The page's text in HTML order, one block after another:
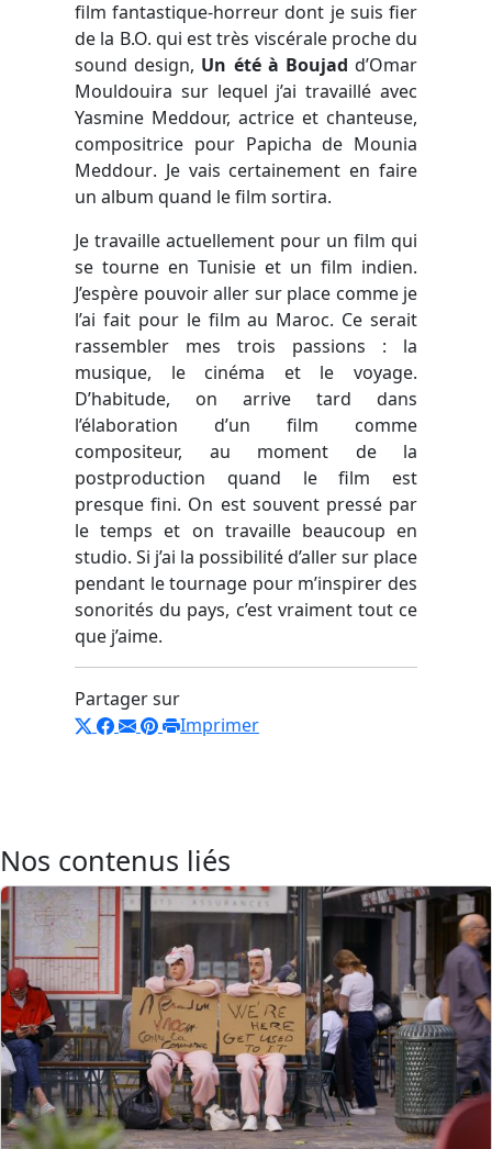
film fantastique-horreur dont je suis fier
de la B.O. qui est très viscérale proche du
sound design, Un été à Boujad d’Omar
Mouldouira sur lequel j’ai travaillé avec
Yasmine Meddour, actrice et chanteuse,
compositrice pour Papicha de Mounia
Meddour. Je vais certainement en faire
un album quand le film sortira.
Je travaille actuellement pour un film qui
se tourne en Tunisie et un film indien.
J’espère pouvoir aller sur place comme je
l’ai fait pour le film au Maroc. Ce serait
rassembler mes trois passions : la
musique, le cinéma et le voyage.
D’habitude, on arrive tard dans
l’élaboration d’un film comme
compositeur, au moment de la
postproduction quand le film est
presque fini. On est souvent pressé par
le temps et on travaille beaucoup en
studio. Si j’ai la possibilité d’aller sur place
pendant le tournage pour m’inspirer des
sonorités du pays, c’est vraiment tout ce
que j’aime.
Partager sur
Imprimer
Nos contenus liés